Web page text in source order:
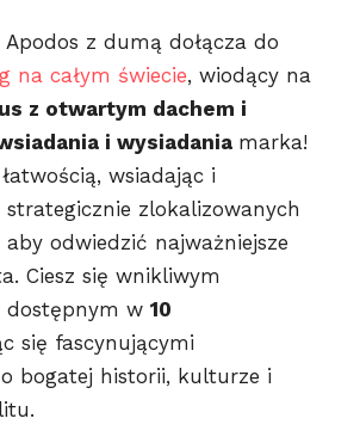
z dumą dołącza do
na całym świecie, wiodący na
z otwartym dachem i
i wysiadania marka!
wsiadając i
zlokalizowanych
odwiedzić najważniejsze
Ciesz się wnikliwym
dostępnym w 10
się fascynującymi
bogatej historii, kulturze i